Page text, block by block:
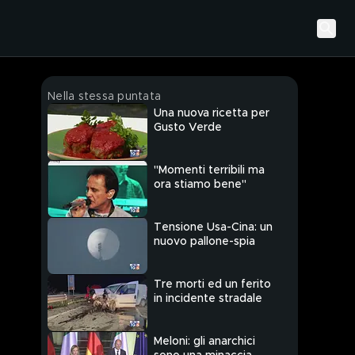
Nella stessa puntata
Una nuova ricetta per
Gusto Verde
"Momenti terribili ma
ora stiamo bene"
Tensione Usa-Cina: un
nuovo pallone-spia
Tre morti ed un ferito
in incidente stradale
Meloni: gli anarchici